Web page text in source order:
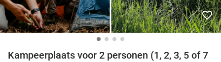
10+ miljoen leden
favorite_border
Kampeerplaats voor 2 personen (1, 2, 3, 5 of 7